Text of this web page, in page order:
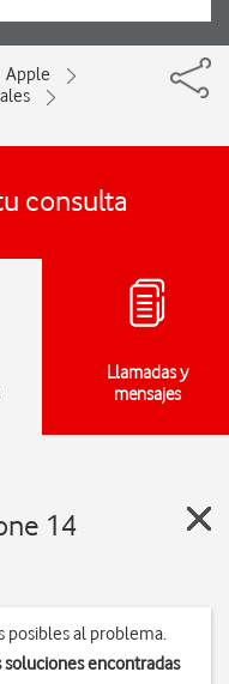
Apple
consulta
Llamadas y
mensajes
14
posibles al problema.
encontradas